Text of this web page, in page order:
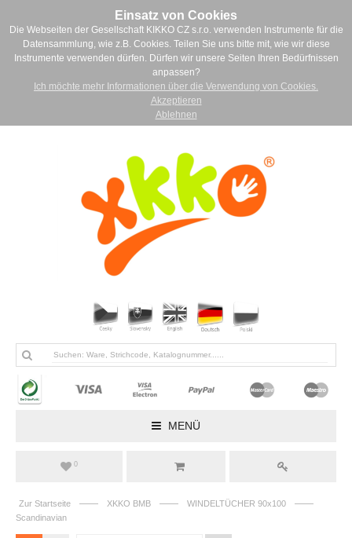
Einsatz von Cookies
Die Webseiten der Gesellschaft KIKKO CZ s.r.o. verwenden Instrumente für die
Datensammlung, wie z.B. Cookies. Teilen Sie uns bitte mit, wie wir diese
Instrumente verwenden dürfen. Dürfen wir unsere Seiten Ihren Bedürfnissen
anpassen?
Ich möchte mehr Informationen über die Verwendung von Cookies.
Akzeptieren
Ablehnen
MENÜ
0
Zur Startseite —— XKKO BMB —— WINDELTÜCHER 90x100 ——
Scandinavian